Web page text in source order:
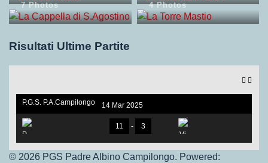
7 Photos 4 Photos
Risultati Ultime Partite
P.G.S. P.A.Campilongo
under 17. V.S Vigor Ros
sano
14 Mar 2025
11 - 3
© 2026 PGS Padre Albino Campilongo. Powered: